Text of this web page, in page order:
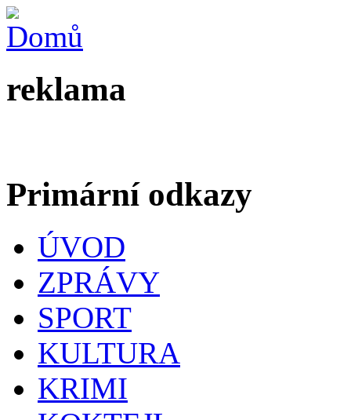
reklama
Primární odkazy
ÚVOD
ZPRÁVY
SPORT
KULTURA
KRIMI